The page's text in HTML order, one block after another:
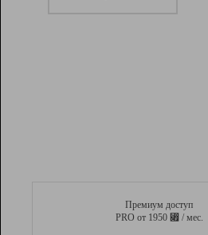
Премиум доступ
PRO от 1950 ⃏ / мес.